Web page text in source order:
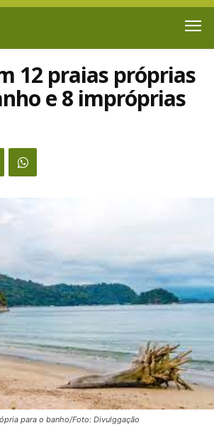
12 praias próprias
e 8 impróprias
para o banho/Foto: Divulggação